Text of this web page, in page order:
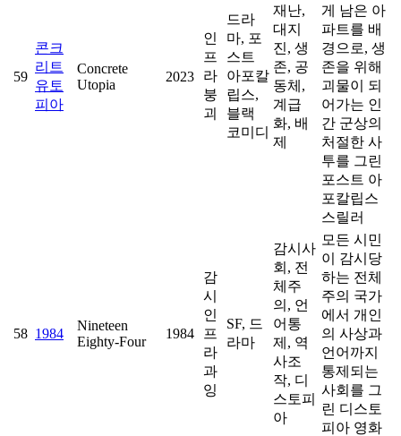
59
콘크
리트
유토
피아
Concrete
Utopia
2023
인
프
라
붕
괴
드라
마, 포
스트
아포칼
립스,
블랙
코미디
재난,
대지
진, 생
존, 공
동체,
계급
화, 배
제
게 남은 아
파트를 배
경으로, 생
존을 위해
괴물이 되
어가는 인
간 군상의
처절한 사
투를 그린
포스트 아
포칼립스
스릴러
58 1984
Nineteen
Eighty-Four
1984
감
시
인
프
라
과
잉
SF, 드
라마
감시사
회, 전
체주
의, 언
어통
제, 역
사조
작, 디
스토피
아
모든 시민
이 감시당
하는 전체
주의 국가
에서 개인
의 사상과
언어까지
통제되는
사회를 그
린 디스토
피아 영화